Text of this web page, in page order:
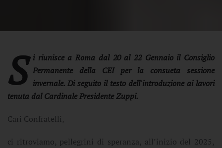
S i riunisce a Roma dal 20 al 22 Gennaio il Consiglio
Permanente della CEI per la consueta sessione
invernale. Di seguito il testo dell'introduzione ai lavori
tenuta dal Cardinale Presidente Zuppi.
Cari Confratelli,
ci ritroviamo, pellegrini di speranza, all’inizio del 2025,